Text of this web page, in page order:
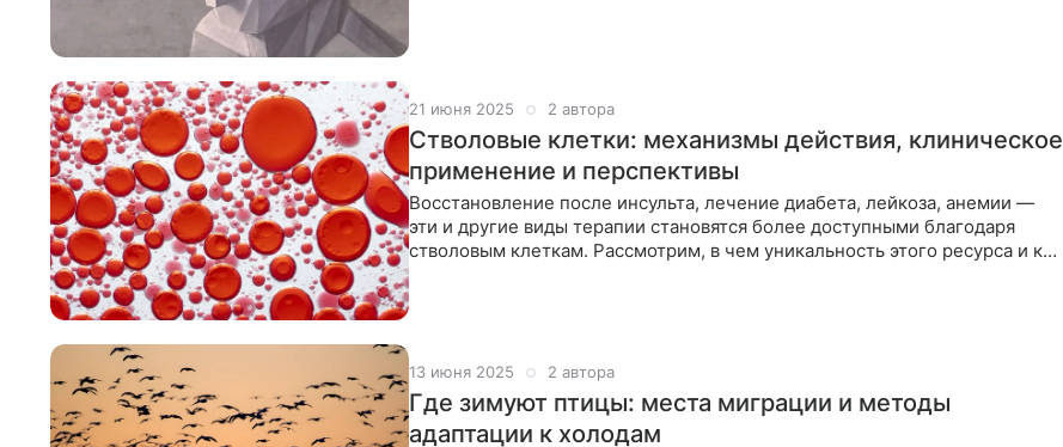
21 июня 2025 2 автора
Стволовые клетки: механизмы действия, клиническое
применение и перспективы
Восстановление после инсульта, лечение диабета, лейкоза, анемии —
эти и другие виды терапии становятся более доступными благодаря
стволовым клеткам. Рассмотрим, в чем уникальность этого ресурса и как
13 июня 2025 2 автора
Где зимуют птицы: места миграции и методы
адаптации к холодам